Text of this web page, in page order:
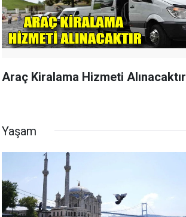
Araç Kiralama Hizmeti Alınacaktır
Yaşam